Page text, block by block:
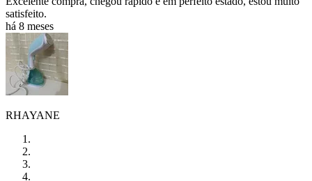
satisfeito.
há 8 meses
RHAYANE